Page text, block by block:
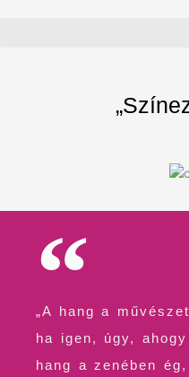
„A hang a
ha igen, úgy,
hang a zenében